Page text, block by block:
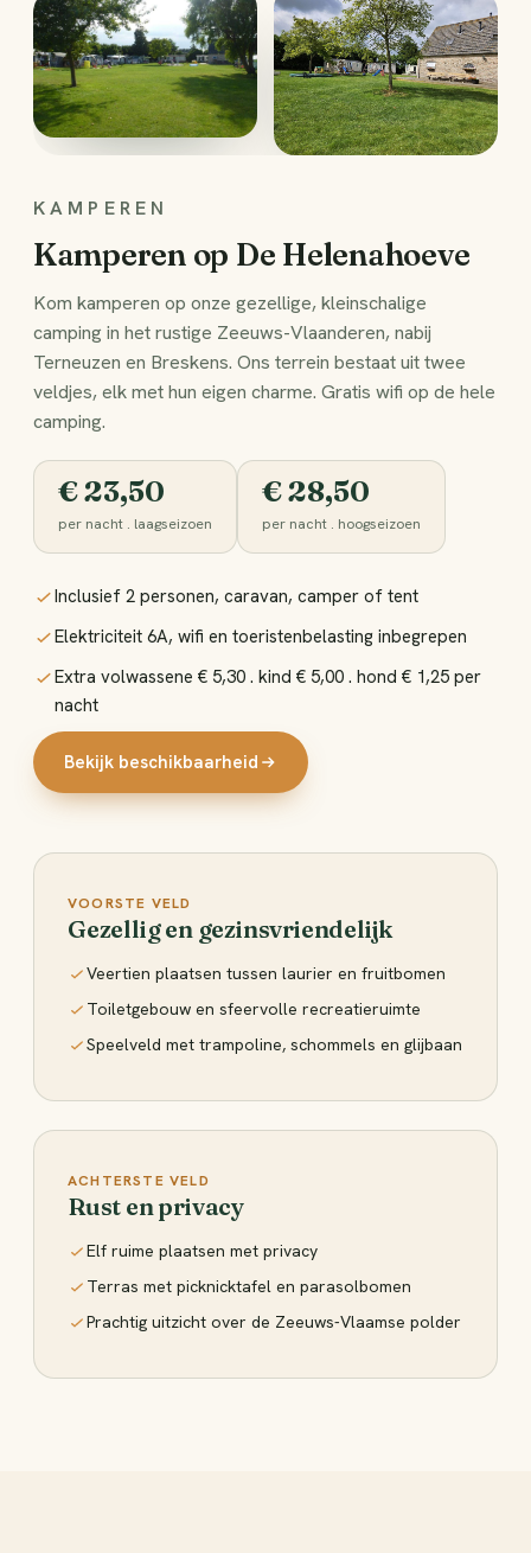
KAMPEREN
Kamperen op De Helenahoeve
Kom kamperen op onze gezellige, kleinschalige
camping in het rustige Zeeuws-Vlaanderen, nabij
Terneuzen en Breskens. Ons terrein bestaat uit twee
veldjes, elk met hun eigen charme. Gratis wifi op de hele
camping.
€ 23,50
per nacht . laagseizoen
€ 28,50
per nacht . hoogseizoen
Inclusief 2 personen, caravan, camper of tent
Elektriciteit 6A, wifi en toeristenbelasting inbegrepen
Extra volwassene € 5,30 . kind € 5,00 . hond € 1,25 per
nacht
Bekijk beschikbaarheid
VOORSTE VELD
Gezellig en gezinsvriendelijk
Veertien plaatsen tussen laurier en fruitbomen
Toiletgebouw en sfeervolle recreatieruimte
Speelveld met trampoline, schommels en glijbaan
ACHTERSTE VELD
Rust en privacy
Elf ruime plaatsen met privacy
Terras met picknicktafel en parasolbomen
Prachtig uitzicht over de Zeeuws-Vlaamse polder